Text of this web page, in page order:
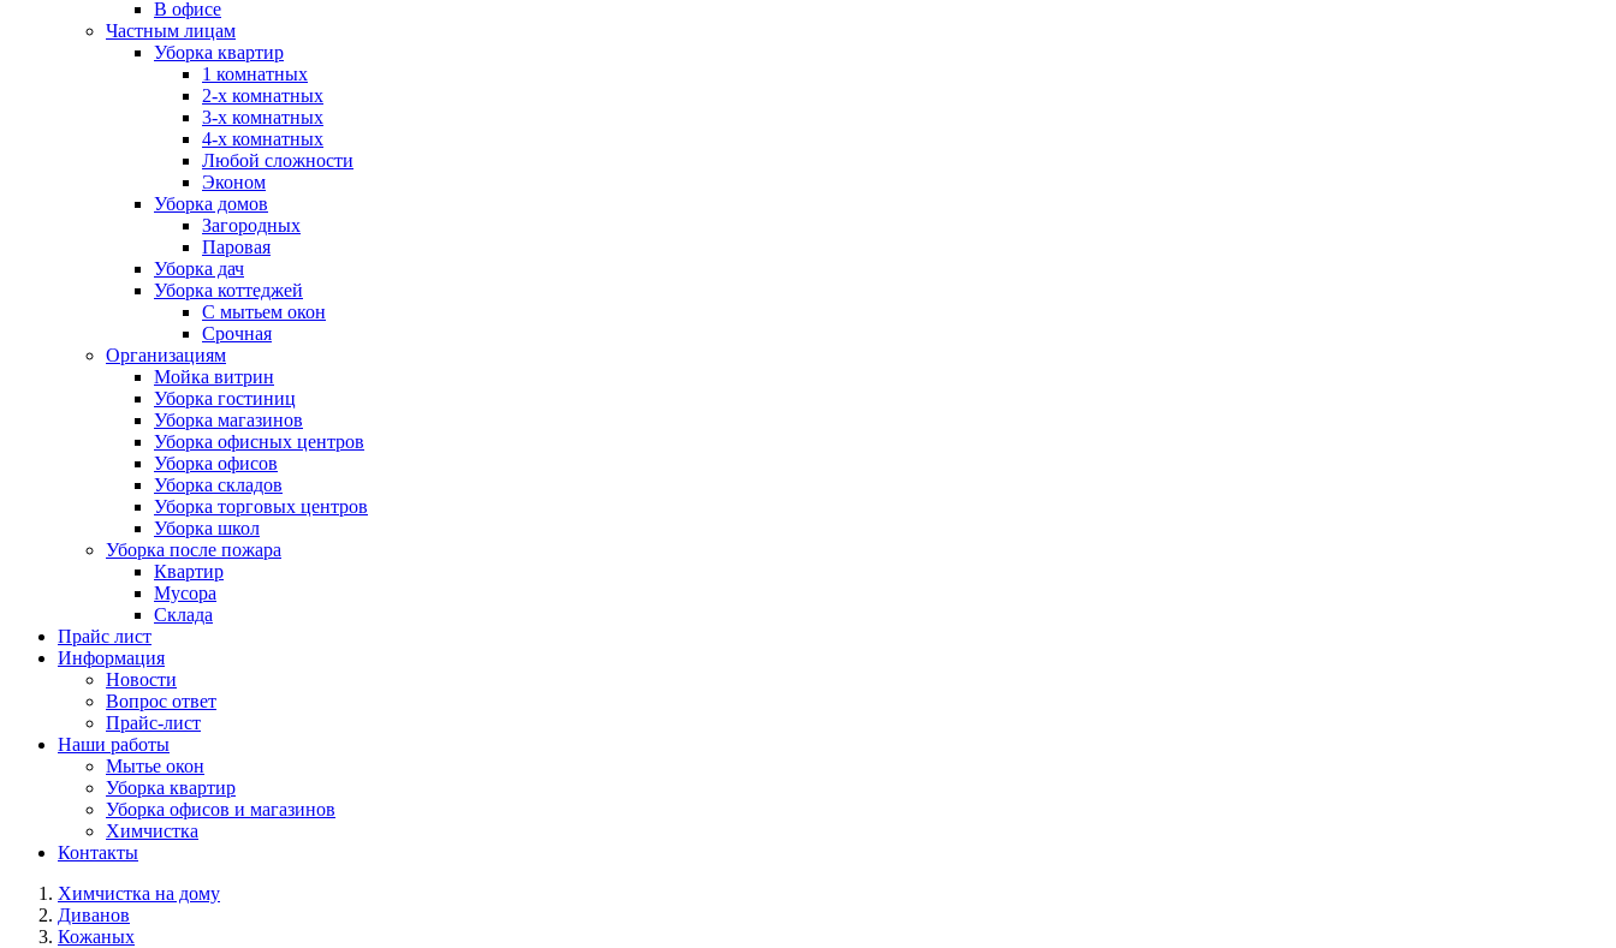
В офисе
Частным лицам
Уборка квартир
1 комнатных
2-х комнатных
3-х комнатных
4-х комнатных
Любой сложности
Эконом
Уборка домов
Загородных
Паровая
Уборка дач
Уборка коттеджей
С мытьем окон
Срочная
Организациям
Мойка витрин
Уборка гостиниц
Уборка магазинов
Уборка офисных центров
Уборка офисов
Уборка складов
Уборка торговых центров
Уборка школ
Уборка после пожара
Квартир
Мусора
Склада
Прайс лист
Информация
Новости
Вопрос ответ
Прайс-лист
Наши работы
Мытье окон
Уборка квартир
Уборка офисов и магазинов
Химчистка
Контакты
Химчистка на дому
Диванов
Кожаных